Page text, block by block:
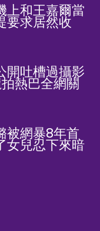
上和王嘉爾當
要求居然收
開吐槽過攝影
熱巴全網關
被網暴8年首
女兒忍下來暗